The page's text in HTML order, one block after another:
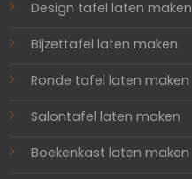
Design tafel laten maken
Bijzettafel laten maken
Ronde tafel laten maken
Salontafel laten maken
Boekenkast laten maken